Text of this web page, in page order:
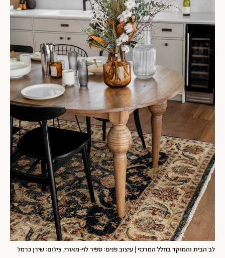
לב הבית והמוקד בחלל המרכזי| עיצוב פנים: ספיר לוי-מאורי, צילום: שירן כרמל